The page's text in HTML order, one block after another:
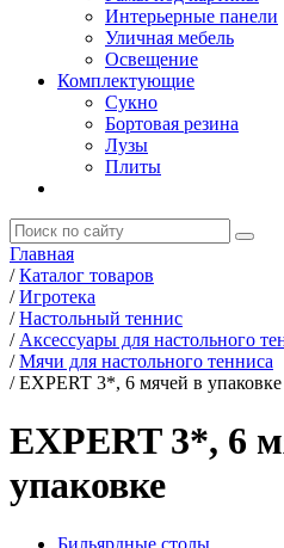
Интерьерные панели
Уличная мебель
Освещение
Комплектующие
Сукно
Бортовая резина
Лузы
Плиты
Главная
/ Каталог товаров
/ Игротека
/ Настольный теннис
/ Аксессуары для настольного
/ Мячи для настольного тенниса
/ EXPERT 3*, 6 мячей в упаковке
EXPERT 3*, 6
упаковке
Бильярдные столы